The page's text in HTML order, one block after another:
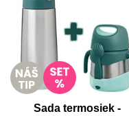
Sada termosiek -